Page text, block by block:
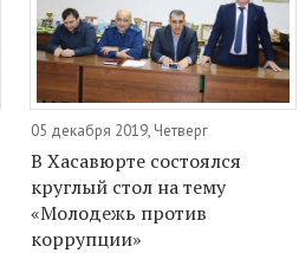
05 декабря 2019, Четверг
В Хасавюрте состоялся
круглый стол на тему
«Молодежь против
коррупции»